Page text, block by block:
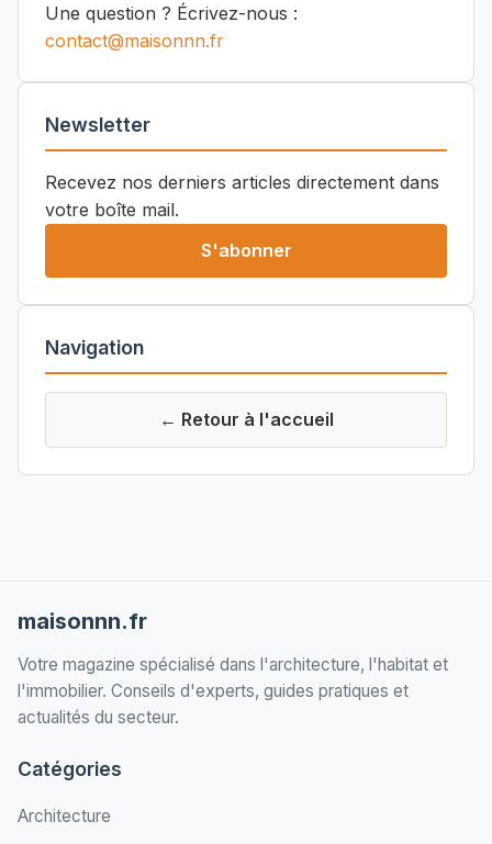
Une question ? Écrivez-nous :
contact@maisonnn.fr
Newsletter
Recevez nos derniers articles directement dans
votre boîte mail.
S'abonner
Navigation
← Retour à l'accueil
maisonnn.fr
Votre magazine spécialisé dans l'architecture, l'habitat et
l'immobilier. Conseils d'experts, guides pratiques et
actualités du secteur.
Catégories
Architecture